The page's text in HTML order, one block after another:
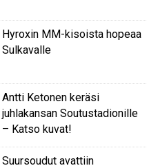
Hyroxin MM-kisoista hopeaa
Sulkavalle
Antti Ketonen keräsi
juhlakansan Soutustadionille
– Katso kuvat!
Suursoudut avattiin